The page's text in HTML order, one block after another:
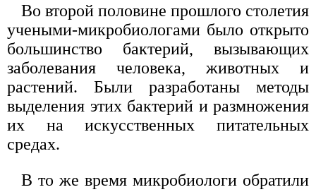
Во второй половине прошлого столетия
учеными-микробиологами было открыто
большинство бактерий, вызывающих
заболевания человека, животных и
растений. Были разработаны методы
выделения этих бактерий и размножения
их на искусственных питательных
средах.
В то же время микробиологи обратили